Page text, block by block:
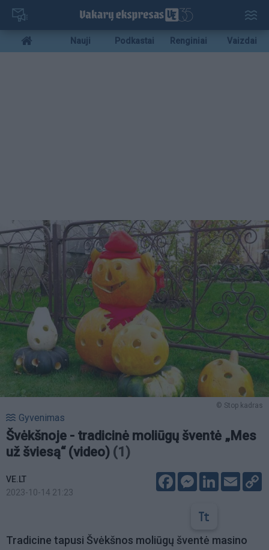
Pereiti
pagrindinį
turinį
Mobile
menu
Nauji Podkastai Renginiai Vaizdai
© Stop kadras
Gyvenimas
Švėkšnoje - tradicinė moliūgų šventė „Mes
už šviesą“ (video) (1)
VE.LT
2023-10-14 21:23
FacebookMessenger
LinkedIn
Email
Tradicine tapusi Švėkšnos moliūgų šventė masino